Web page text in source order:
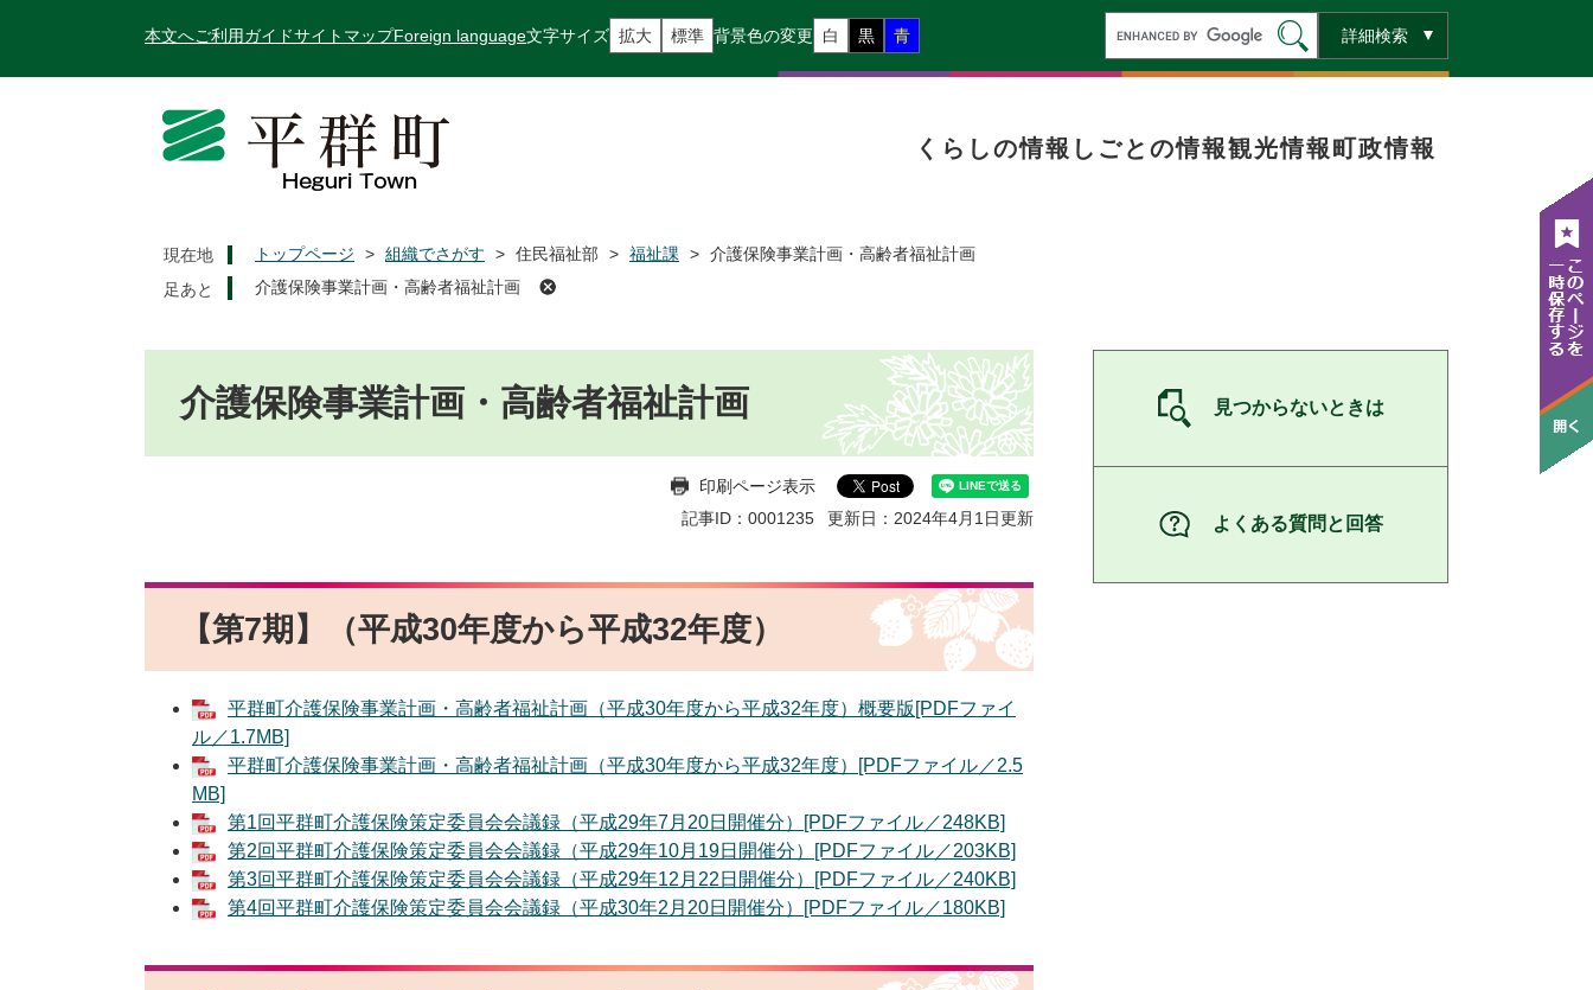
本文へご利用ガイドサイトマップForeign language文字サイズ 拡大 標準 背景色の変更 白 黒 青
ー
ー
詳細検索
くらしの情報 しごとの情報観光情報町政情報
現在地 トップページ > 組織でさがす > 住民福祉部 > 福祉課 > 介護保険事業計画・高齢者福祉計画
介護保険事業計画・高齢者福祉計画
介護保険事業計画・高齢者福祉計画
印刷ページ表示
記事ID：0001235
更新日：2024年4月1日更新
【第7期】（平成30年度から平成32年度）
平群町介護保険事業計画・高齢者福祉計画（平成30年度から平成32年度）概要版[PDFファイ
ル／1.7MB]
平群町介護保険事業計画・高齢者福祉計画（平成30年度から平成32年度）[PDFファイル／2.5
MB]
第1回平群町介護保険策定委員会会議録（平成29年7月20日開催分）[PDFファイル／248KB]
第2回平群町介護保険策定委員会会議録（平成29年10月19日開催分）[PDFファイル／203KB]
第3回平群町介護保険策定委員会会議録（平成29年12月22日開催分）[PDFファイル／240KB]
第4回平群町介護保険策定委員会会議録（平成30年2月20日開催分）[PDFファイル／180KB]
見つからないときは
よくある質問と回答